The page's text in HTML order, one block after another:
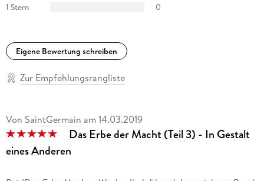
1 Stern
0
Eigene Bewertung schreiben
Zur Empfehlungsrangliste
Von SaintGermain am 14.03.2019
Das Erbe der Macht (Teil 3) - In Gestalt
eines Anderen